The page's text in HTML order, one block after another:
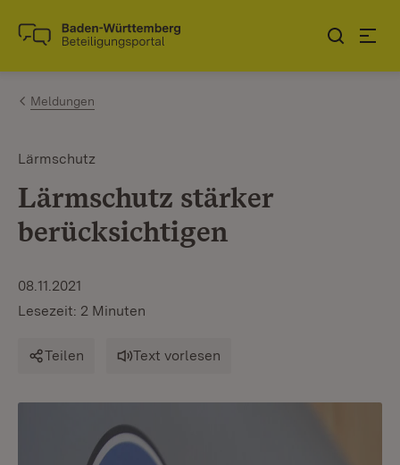
Zum Inhalt springen
Link zur Startseite
Meldungen
Lärmschutz
Lärmschutz stärker
berücksichtigen
08.11.2021
Lesezeit: 2 Minuten
Teilen Text vorlesen